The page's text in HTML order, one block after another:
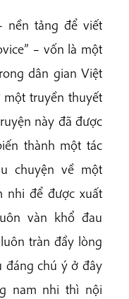
nền tảng để viết
– vốn là một
dân gian Việt
một truyền thuyết
này đã được
thành một tác
chuyện về một
nhi để được xuất
vàn khổ đau
tràn đầy lòng
đáng chú ý ở đây
nam nhi thì nội